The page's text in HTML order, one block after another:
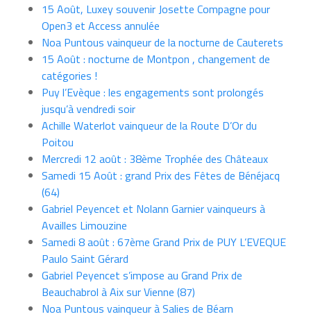
15 Août, Luxey souvenir Josette Compagne pour
Open3 et Access annulée
Noa Puntous vainqueur de la nocturne de Cauterets
15 Août : nocturne de Montpon , changement de
catégories !
Puy l’Evèque : les engagements sont prolongés
jusqu’à vendredi soir
Achille Waterlot vainqueur de la Route D’Or du
Poitou
Mercredi 12 août : 38ème Trophée des Châteaux
Samedi 15 Août : grand Prix des Fêtes de Bénéjacq
(64)
Gabriel Peyencet et Nolann Garnier vainqueurs à
Availles Limouzine
Samedi 8 août : 67ème Grand Prix de PUY L’EVEQUE
Paulo Saint Gérard
Gabriel Peyencet s’impose au Grand Prix de
Beauchabrol à Aix sur Vienne (87)
Noa Puntous vainqueur à Salies de Béarn